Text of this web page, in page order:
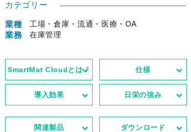
カテゴリー
業種
工場・倉庫・流通・医療・OA
業務
在庫管理
SmartMat Cloudとは？ 仕様
導入効果 日栄の強み
関連製品 ダウンロード